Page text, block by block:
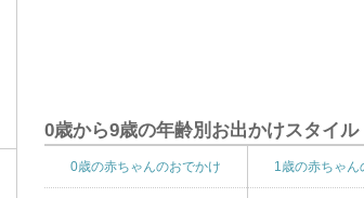
0歳から9歳の年齢別お出かけスタイル
0歳の赤ちゃんのおでかけ 1歳の赤ちゃん